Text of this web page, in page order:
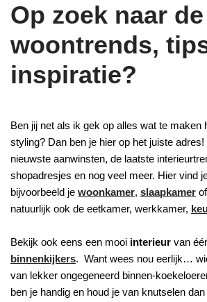
Op zoek naar
woontrends,
inspiratie?
Ben jij net als ik gek op alles wat te maken
styling? Dan ben je hier op het juiste
nieuwste aanwinsten, de laatste
shopadresjes en nog veel meer. Hier vind
bijvoorbeeld je woonkamer, slaapkamer of
natuurlijk ook de eetkamer, werkkamer,
Bekijk ook eens een mooi interieur van
binnenkijkers. Want wees nou eerlijk…
van lekker ongegeneerd binnen-
ben je handig en houd je van knutselen